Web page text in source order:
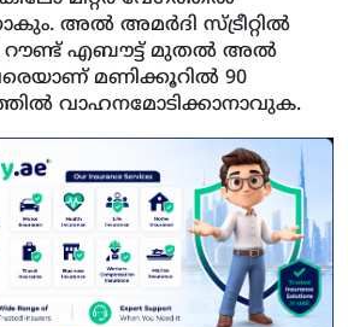
അല്‍ അമര്‍ദി സ്ട്രീറ്റില്‍
റൗണ്ട് എബൗട്ട് മുതല്‍ അല്‍
മണിക്കൂറില്‍ 90
വാഹനമോടിക്കാനാവുക.